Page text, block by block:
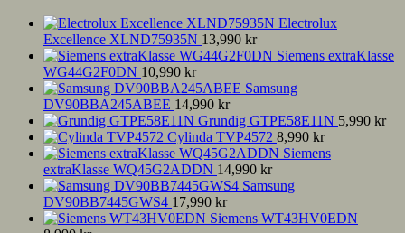
Electrolux
Excellence XLND75935N 13,990 kr
Siemens extraKlasse
WG44G2F0DN 10,990 kr
Samsung
DV90BBA245ABEE 14,990 kr
Grundig GTPE58E11N 5,990 kr
Cylinda TVP4572 8,990 kr
Siemens
extraKlasse WQ45G2ADDN 14,990 kr
Samsung
DV90BB7445GWS4 17,990 kr
Siemens WT43HV0EDN